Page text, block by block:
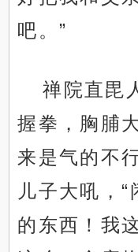
吧。”
禅院直毘
握拳，胸脯
来是气的不
儿子大吼，
的东西！我